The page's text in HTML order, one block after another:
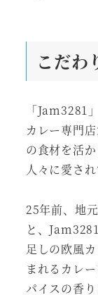
こだわ
「Jam3281
カレー専門
の食材を活
人々に愛され
25年前、地
と、
足しの欧風
まれるカレ
パイスの香